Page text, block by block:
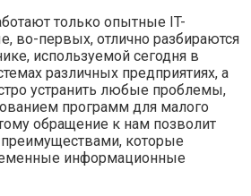
только опытные IT-
во-первых, отлично разбираются
используемой сегодня в
различных предприятиях, а
устранить любые проблемы,
программ для малого
обращение к нам позволит
которые
информационные